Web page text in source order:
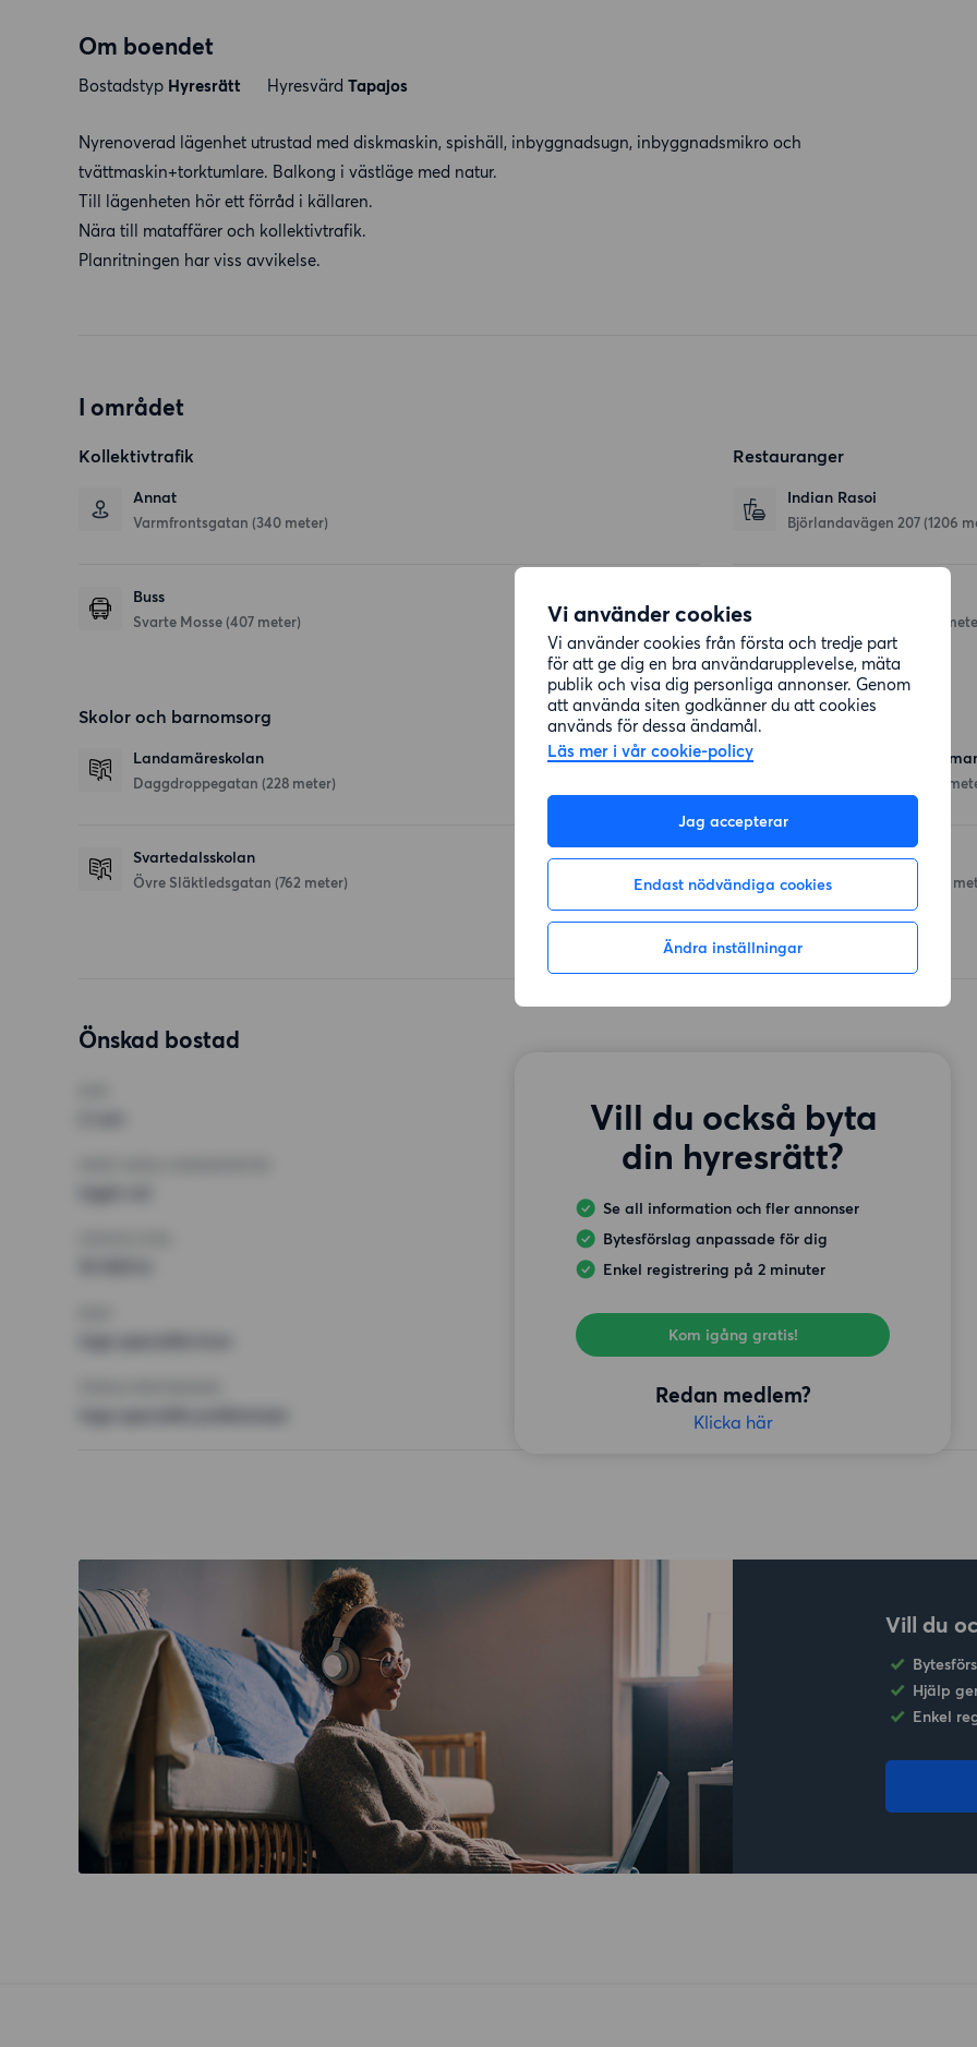
Vi använder cookies
Vi använder cookies från första och tredje part
för att ge dig en bra användarupplevelse, mäta
publik och visa dig personliga annonser. Genom
att använda siten godkänner du att cookies
används för dessa ändamål.
Läs mer i vår cookie-policy
Jag accepterar
Endast nödvändiga cookies
Ändra inställningar
Om boendet
Bostadstyp Hyresrätt Hyresvärd Tapajos
Nyrenoverad lägenhet utrustad med diskmaskin, spishäll, inbyggnadsugn, inbyggnadsmikro och
tvättmaskin+torktumlare. Balkong i västläge med natur.
Till lägenheten hör ett förråd i källaren.
Nära till mataffärer och kollektivtrafik.
Planritningen har viss avvikelse.
I området
Kollektivtrafik
Annat
Varmfrontsgatan (340 meter)
Buss
Svarte Mosse (407 meter)
Restauranger
Indian Rasoi
Björlandavägen 207 (1206
(1518
Skolor och barnomsorg
Landamäreskolan
Daggdroppegatan (228 meter)
Svartedalsskolan
Övre Släktledsgatan (762 meter)
Affärer
ICA Supermarket
(348
Coop Svartedalen
Stackmolnsgatan 2 (497
Önskad bostad
Vill du också byta
din hyresrätt?
Se all information och fler annonser
Bytesförslag anpassade för dig
Enkel registrering på 2 minuter
Kom igång gratis!
Redan medlem?
Klicka här
Vill du
Hjälp
Enkel